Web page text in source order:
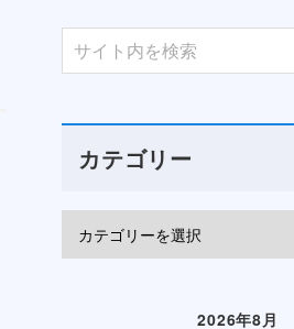
カテゴリー
2026年8月